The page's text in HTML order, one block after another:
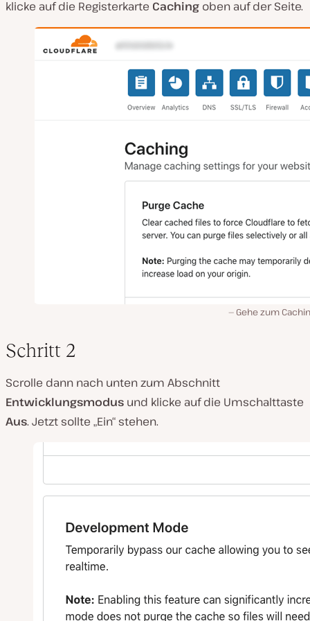
klicke auf die Registerkarte Caching oben auf der Seite.
Gehe zum
Schritt 2
Scrolle dann nach unten zum Abschnitt
Entwicklungsmodus und klicke auf die Umschalttaste
Aus. Jetzt sollte „Ein“ stehen.